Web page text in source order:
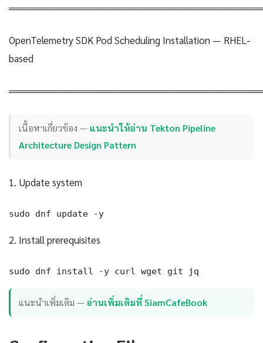
OpenTelemetry SDK Pod Scheduling Installation — RHEL-
based
เนื้อหาเกี่ยวข้อง — แนะนำให้อ่าน Tekton Pipeline
Architecture Design Pattern
1. Update system
sudo dnf update -y
2. Install prerequisites
sudo dnf install -y curl wget git jq
แนะนำเพิ่มเติม —อ่านเพิ่มเติมที่ SiamCafeBook